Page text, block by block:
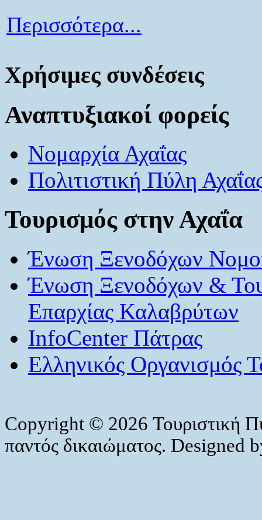
Περισσότερα...
Χρήσιμες συνδέσεις
Αναπτυξιακοί φορείς
Νομαρχία Αχαΐας
Πολιτιστική Πύλη
Τουρισμός στην Αχαΐα
Ένωση Ξενοδόχων
Ένωση Ξενοδόχων &
Επαρχίας Καλαβρύτων
InfoCenter Πάτρας
Ελληνικός Οργανισμός
Copyright © 2026 Τουριστική
παντός δικαιώματος. Designed